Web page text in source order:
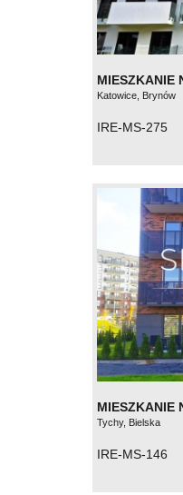
MIESZKANIE
Katowice, Brynów
IRE-MS-275
MIESZKANIE
Tychy, Bielska
IRE-MS-146